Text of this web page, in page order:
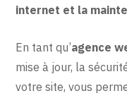
internet et la
En tant qu’agence
mise à jour, la
votre site, vous